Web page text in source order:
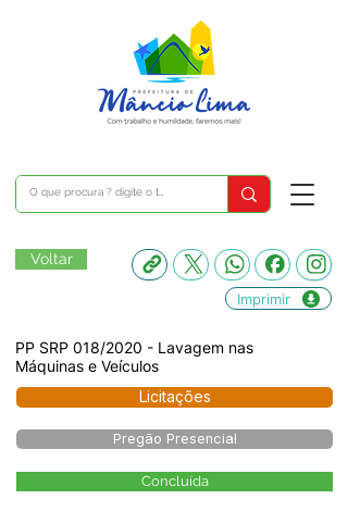
Voltar
Imprimir
PP SRP 018/2020 - Lavagem nas
Máquinas e Veículos
Licitações
Pregão Presencial
Concluída